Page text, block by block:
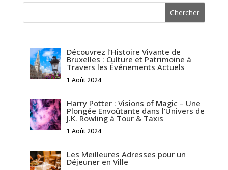
Découvrez l’Histoire Vivante de
Bruxelles : Culture et Patrimoine à
Travers les Événements Actuels
1 Août 2024
Harry Potter : Visions of Magic – Une
Plongée Envoûtante dans l’Univers de
J.K. Rowling à Tour & Taxis
1 Août 2024
Les Meilleures Adresses pour un
Déjeuner en Ville